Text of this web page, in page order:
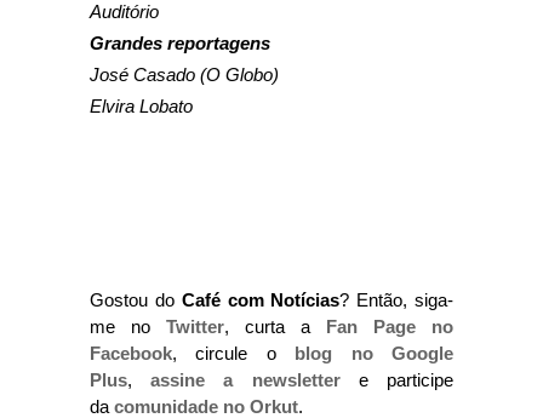
Auditório
Grandes reportagens
José Casado (O Globo)
Elvira Lobato
Gostou do Café com Notícias? Então, siga-
me no Twitter, curta a Fan Page no
Facebook, circule o blog no Google
Plus,assine a newslettere participe
da comunidade no Orkut.